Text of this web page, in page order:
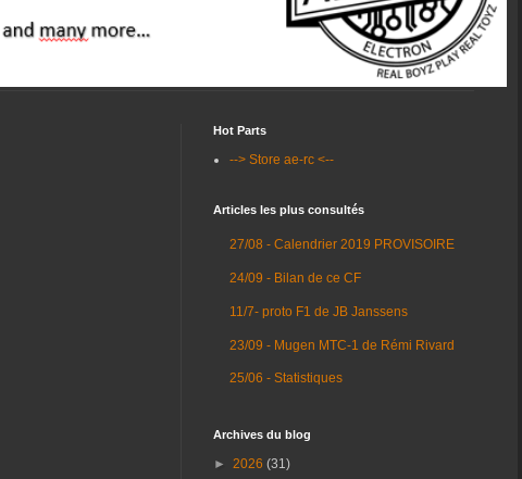
Hot Parts
--> Store ae-rc <--
Articles les plus consultés
27/08 - Calendrier 2019 PROVISOIRE
24/09 - Bilan de ce CF
11/7- proto F1 de JB Janssens
23/09 - Mugen MTC-1 de Rémi Rivard
25/06 - Statistiques
Archives du blog
► 2026 (31)